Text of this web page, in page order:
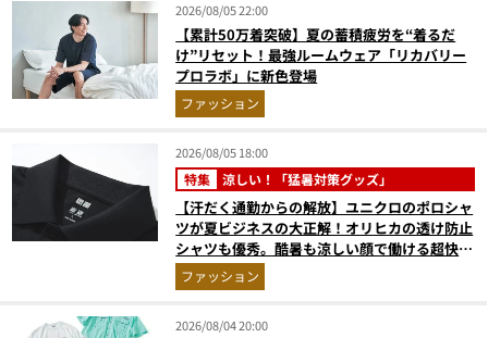
2026/08/05 22:00
【累計50万着突破】夏の蓄積疲労を“着るだ
け”リセット！最強ルームウェア「リカバリー
プロラボ」に新色登場
ファッション
2026/08/05 18:00
特集 涼しい！「猛暑対策グッズ」
【汗だく通勤からの解放】ユニクロのポロシャ
ツが夏ビジネスの大正解！オリヒカの透け防止
シャツも優秀。酷暑も涼しい顔で働ける超快適
ウエアの実力
ファッション
2026/08/04 20:00